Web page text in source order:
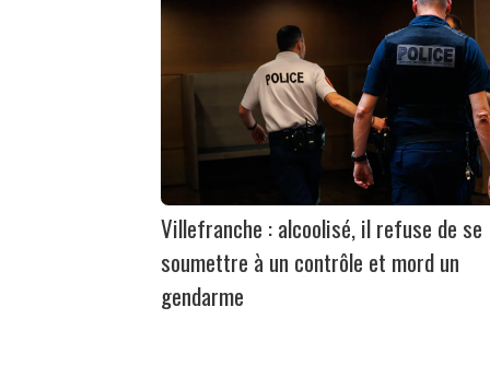
Villefranche : alcoolisé, il refuse de se
soumettre à un contrôle et mord un
gendarme